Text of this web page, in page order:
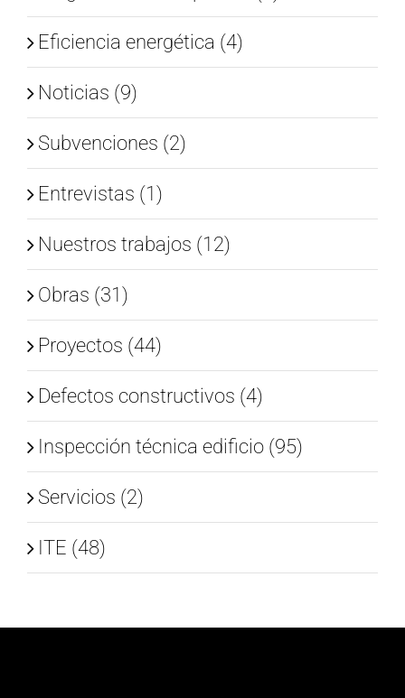
Eficiencia energética (4)
Noticias (9)
Subvenciones (2)
Entrevistas (1)
Nuestros trabajos (12)
Obras (31)
Proyectos (44)
Defectos constructivos (4)
Inspección técnica edificio (95)
Servicios (2)
ITE (48)